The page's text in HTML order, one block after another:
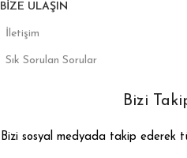
BIZE ULAŞIN
İletişim
Sık Sorulan Sorular
Bizi
Bizi sosyal medyada takip ederek